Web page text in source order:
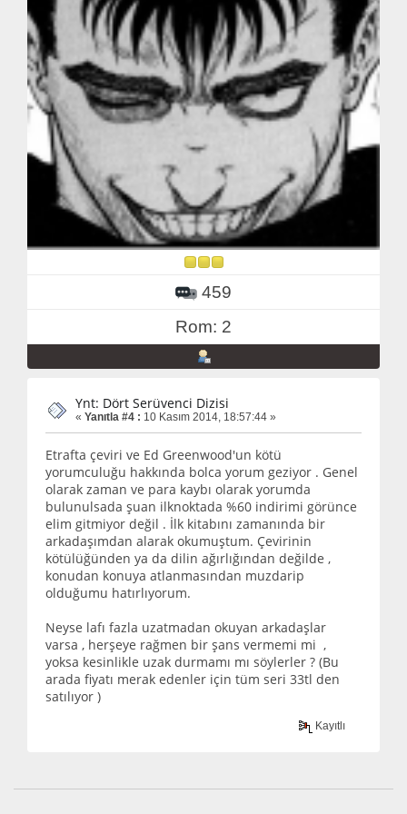
459
Rom: 2
Ynt: Dört Serüvenci Dizisi
« Yanıtla #4 : 10 Kasım 2014, 18:57:44 »
Etrafta çeviri ve Ed Greenwood'un kötü
yorumculuğu hakkında bolca yorum geziyor . Genel
olarak zaman ve para kaybı olarak yorumda
bulunulsada şuan ilknoktada %60 indirimi görünce
elim gitmiyor değil . İlk kitabını zamanında bir
arkadaşımdan alarak okumuştum. Çevirinin
kötülüğünden ya da dilin ağırlığından değilde ,
konudan konuya atlanmasından muzdarip
olduğumu hatırlıyorum.
Neyse lafı fazla uzatmadan okuyan arkadaşlar
varsa , herşeye rağmen bir şans vermemi mi ,
yoksa kesinlikle uzak durmamı mı söylerler ? (Bu
arada fiyatı merak edenler için tüm seri 33tl den
satılıyor )
Kayıtlı